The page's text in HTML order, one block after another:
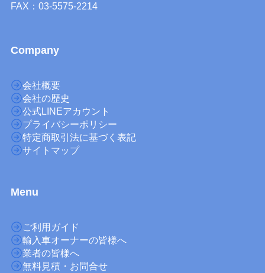
FAX：03-5575-2214
Company
会社概要
会社の歴史
公式LINEアカウント
プライバシーポリシー
特定商取引法に基づく表記
サイトマップ
Menu
ご利用ガイド
輸入車オーナーの皆様へ
業者の皆様へ
無料見積・お問合せ